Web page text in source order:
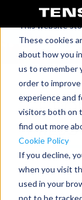
This website
These cookies
about how you
us to remember
order to
experience and
visitors both on
find out more
Cookie Policy
If you decline,
when you visit
used in your
not to be
Nasza nowa
amortyzujących
urządzenia i